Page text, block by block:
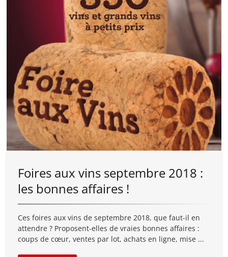
Foires aux vins septembre 2018 :
les bonnes affaires !
Ces foires aux vins de septembre 2018, que faut-il en
attendre ? Proposent-elles de vraies bonnes affaires :
coups de cœur, ventes par lot, achats en ligne, mise ...